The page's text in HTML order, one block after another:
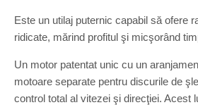
Este un utilaj puternic capabil să ofere
ridicate, mărind profitul şi micşorând
Un motor patentat unic cu un
motoare separate pentru discurile de
control total al vitezei şi direcţiei. Acest